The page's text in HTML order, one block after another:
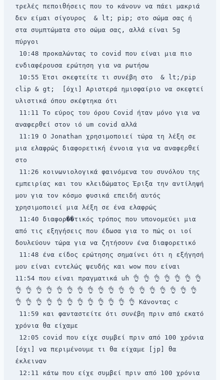
τρελές πεποιθήσεις που το κάνουν να πάει μακριά
δεν είμαι σίγουρος
& lt; pip; στο σώμα σας ή
στα συμπτώματα στο σώμα σας, αλλά είναι 5g
πύργοι
ενδιαφέρουσα ερώτηση για να ρωτήσω
10:55 Έτσι σκεφτείτε τι συνέβη στο
& lt;/pip
clip & gt;
[όχι] Αριστερά ημισφαίριο να σκεφτεί
υλιστικά όπου σκέφτηκα ότι
αναφερθεί στον ιό um covid αλλά
μια ελαφρώς διαφορετική έννοια για να αναφερθεί
στο
εμπειρίας και του κλειδώματος Έριξα την αντίληψή
μου για τον κόσμο φυσικά επειδή αυτός
χρησιμοποιεί μια λέξη σε ένα ελαφρώς
από τις εξηγήσεις που έδωσα για το πώς οι ιοί
δουλεύουν τώρα για να ζητήσουν ένα διαφορετικό
11:54 που είναι πραγματικά uh 👌 👌 👌 👌 👌 👌 👌
👌 👌 👌 👌 👌 👌 👌 👌 👌 👌 👌 👌 👌 👌 👌 👌 👌 👌
👌 👌 👌 👌 👌 👌 👌 👌 👌 👌 👌 👌 Κάνοντας c
χρόνια θα είχαμε
[όχι] να περιμένουμε τι θα είχαμε [jp] θα
έκλειναν